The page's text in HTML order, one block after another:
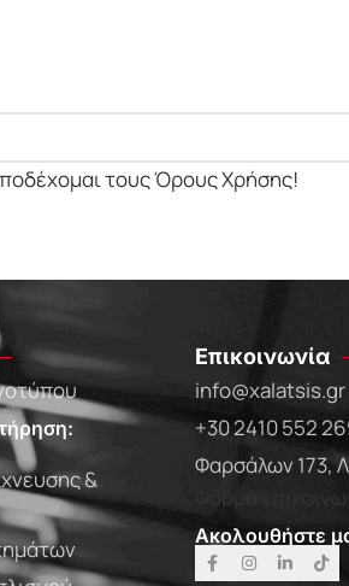
τους Όρους Χρήσης!
&
Επικοινωνία
info@xalatsis.gr
+30 2410 552
Φαρσάλων 173,
Φόρμα
Ακολουθήστε